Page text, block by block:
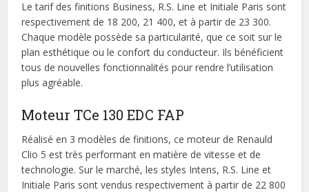
Le tarif des finitions Business, R.S. Line et Initiale Paris sont
respectivement de 18 200, 21 400, et à partir de 23 300.
Chaque modèle possède sa particularité, que ce soit sur le
plan esthétique ou le confort du conducteur. Ils bénéficient
tous de nouvelles fonctionnalités pour rendre l’utilisation
plus agréable.
Moteur TCe 130 EDC FAP
Réalisé en 3 modèles de finitions, ce moteur de Renauld
Clio 5 est très performant en matière de vitesse et de
technologie. Sur le marché, les styles Intens, R.S. Line et
Initiale Paris sont vendus respectivement à partir de 22 800